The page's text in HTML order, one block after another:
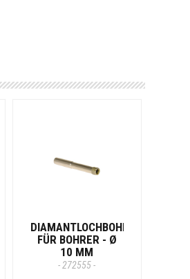
DIAMANTLOCHBOHRER
FÜR BOHRER - Ø
10 MM
- 272555 -